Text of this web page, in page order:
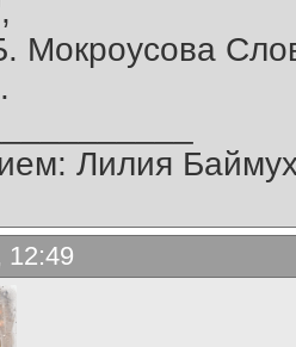
Мокроусова
Лилия
12:49